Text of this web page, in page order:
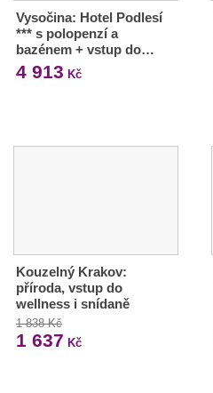
Vysočina: Hotel Podlesí
*** s polopenzí a
bazénem + vstup do…
4 913 Kč
Kouzelný Krakov:
příroda, vstup do
wellness i snídaně
1 838 Kč
1 637 Kč